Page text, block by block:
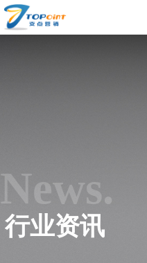
News.
行业资讯